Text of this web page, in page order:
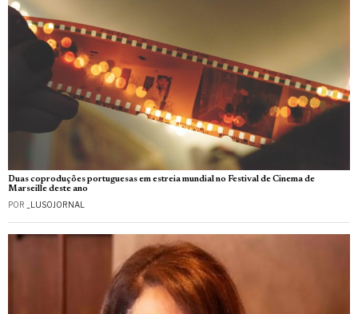
Duas coproduções portuguesas em estreia mundial no Festival de Cinema de
Marseille deste ano
POR _LUSOJORNAL